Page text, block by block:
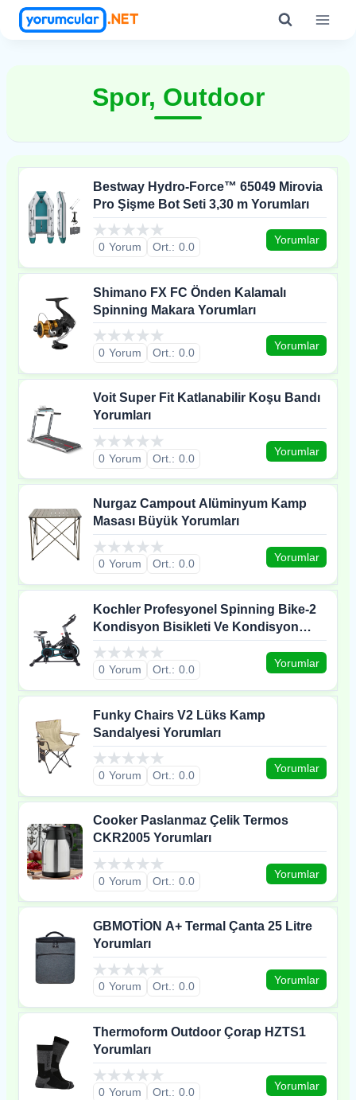
Skip
Spor, Outdoor
Bestway Hydro-Force™ 65049 Mirovia
Pro Şişme Bot Seti 3,30 m Yorumları
0 0.0
Yorumlar
Shimano FX FC Önden Kalamalı
Spinning Makara Yorumları
0 0.0
Yorumlar
Voit Super Fit Katlanabilir Koşu Bandı
Yorumları
0 0.0
Yorumlar
Nurgaz Campout Alüminyum Kamp
Masası Büyük Yorumları
0 0.0
Yorumlar
Kochler Profesyonel Spinning Bike-2
Kondisyon Bisikleti Ve Kondisyon
Aleti Yorumları
0 0.0
Yorumlar
Funky Chairs V2 Lüks Kamp
Sandalyesi Yorumları
0 0.0
Yorumlar
Cooker Paslanmaz Çelik Termos
CKR2005 Yorumları
0 0.0
Yorumlar
GBMOTİON A+ Termal Çanta 25 Litre
Yorumları
0 0.0
Yorumlar
Thermoform Outdoor Çorap HZTS1
Yorumları
0 0.0
Yorumlar